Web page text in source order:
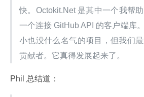
快。Octokit.Net 是其中一个我帮
一个连接 GitHub API 的客户端库
小也没什么名气的项目，但我们
贡献者。它真得发展起来了。
Phil 总结道：